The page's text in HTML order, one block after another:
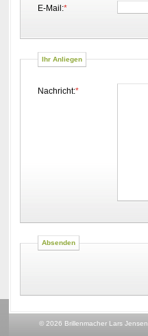
E-Mail:*
Ihr Anliegen
Nachricht:*
Absenden
© 2026 Brillenmacher Lars Jensen